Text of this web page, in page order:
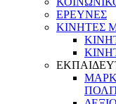
ΕΡΕΥΝΕΣ
ΚΙΝΗΤΕΣ
Posted on 11
Categories
Καρκίνος
Leave a
, οι
συμμετέχοντας σε ένα